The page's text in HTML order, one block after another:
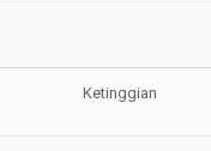
Ketinggian